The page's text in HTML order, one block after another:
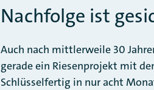
Nachfolge ist
Auch nach mittlerweile 30
gerade ein Riesenprojekt mit
Schlüsselfertig in nur acht